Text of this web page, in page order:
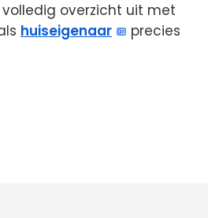
overzicht uit met
huiseigenaar
precies